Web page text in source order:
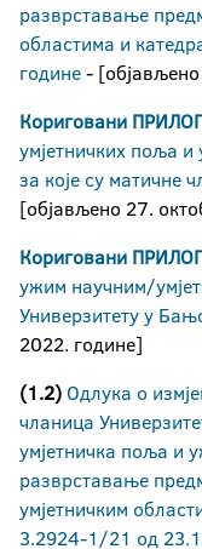
разврставање
областима и
године-
Кориговани
умјетничких поља
за које су матичне
[објављено 27.
Кориговани
ужим научним/
Универзитету у
2022. године]
(1.2) Одлука о
чланица
умјетничка поља и
разврставање
умјетничким
3.2924-1/21 од